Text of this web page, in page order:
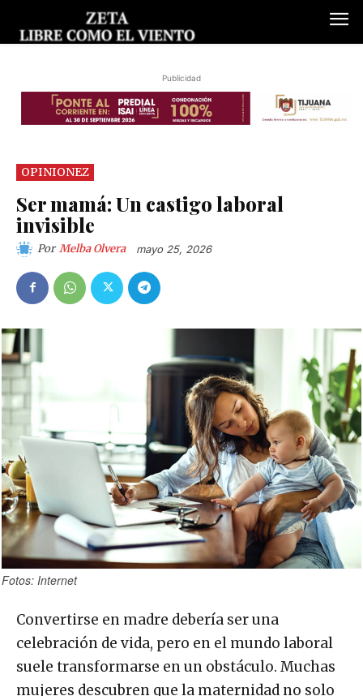
Publicidad
OPINIONEZ
Ser mamá: Un castigo laboral
invisible
Por Melba Olvera mayo 25, 2026
Fotos: Internet
Convertirse en madre debería ser una
celebración de vida, pero en el mundo laboral
suele transformarse en un obstáculo. Muchas
mujeres descubren que la maternidad no solo